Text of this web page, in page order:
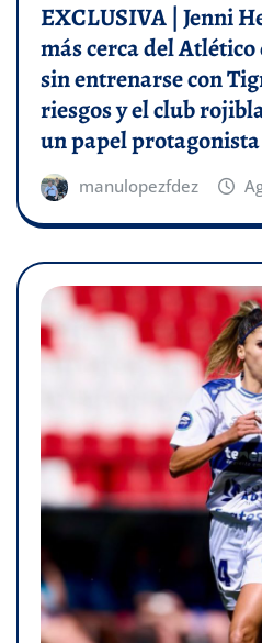
EXCLUSIVA | Jenni
más cerca del
sin entrenarse con
riesgos y el club
un papel protagonista
manulopezfdez